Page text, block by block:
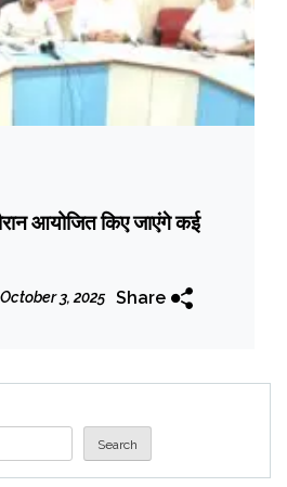
आयोजित किए जाएंगे कई
October 3, 2025 Share
Search